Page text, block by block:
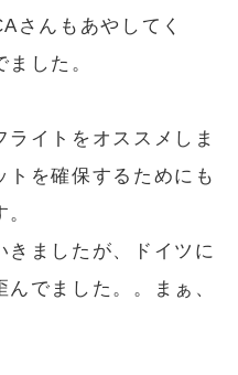
さんもあやしてく
した。
イトをオススメしま
トを確保するためにも
きましたが、ドイツに
でました。。まぁ、